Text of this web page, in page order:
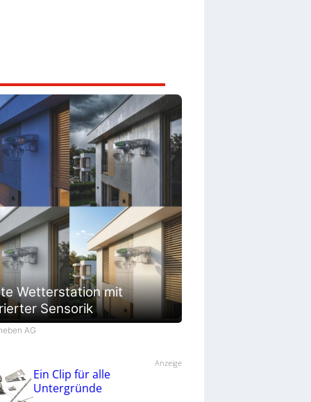
Wetterstation mit
Sensorik
AG
Anzeige
Ein Clip für alle
Untergründe